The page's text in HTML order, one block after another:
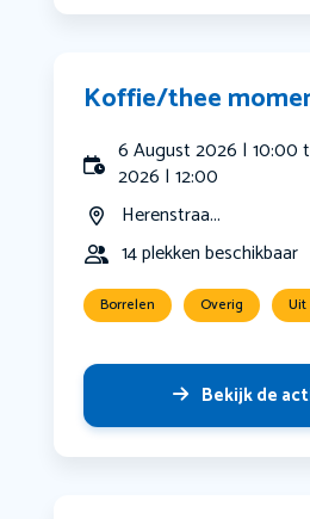
Koffie/thee
6 August 2026 | 10:00
2026 | 12:00
Herenstraa...
14 plekken beschikbaar
Borrelen Overig
Bekijk de